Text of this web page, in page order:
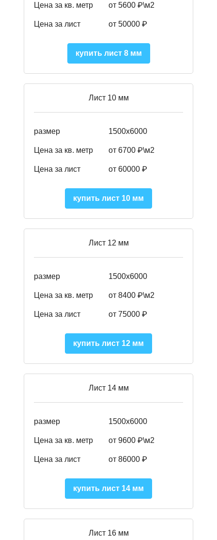
Цена за кв. метр от 5600 ₽\м2
Цена за лист от 50000 ₽
купить лист 8 мм
Лист 10 мм
размер 1500х6000
Цена за кв. метр от 6700 ₽\м2
Цена за лист от 60000 ₽
купить лист 10 мм
Лист 12 мм
размер 1500х6000
Цена за кв. метр от 8400 ₽\м2
Цена за лист от 75000 ₽
купить лист 12 мм
Лист 14 мм
размер 1500х6000
Цена за кв. метр от 9600 ₽\м2
Цена за лист от 86000 ₽
купить лист 14 мм
Лист 16 мм